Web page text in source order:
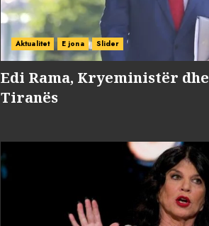
Aktualitet E jona Slider
Edi Rama, Kryeministër
Tiranës